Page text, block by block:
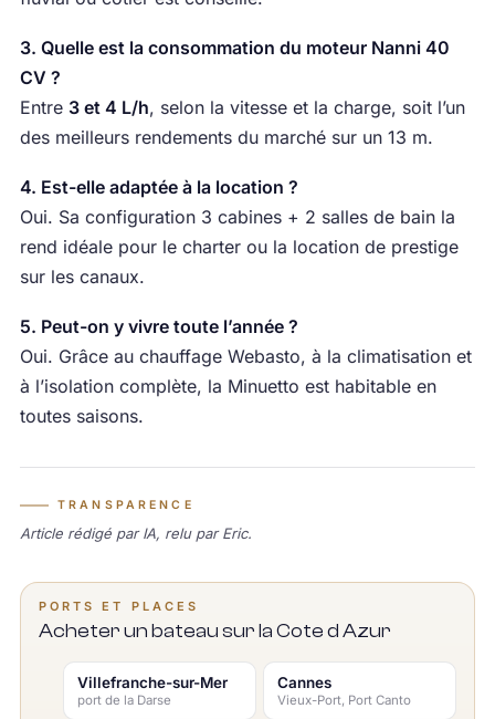
3. Quelle est la consommation du moteur Nanni 40
CV ?
Entre 3 et 4 L/h, selon la vitesse et la charge, soit l’un
des meilleurs rendements du marché sur un 13 m.
4. Est-elle adaptée à la location ?
Oui. Sa configuration 3 cabines + 2 salles de bain la
rend idéale pour le charter ou la location de prestige
sur les canaux.
5. Peut-on y vivre toute l’année ?
Oui. Grâce au chauffage Webasto, à la climatisation et
à l’isolation complète, la Minuetto est habitable en
toutes saisons.
TRANSPARENCE
Article rédigé par IA, relu par Eric.
PORTS ET PLACES
Acheter un bateau sur la Cote d Azur
Villefranche-sur-Mer
port de la Darse
Cannes
Vieux-Port, Port Canto